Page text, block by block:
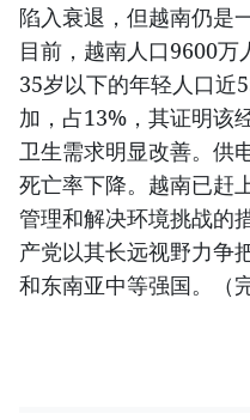
陷入衰退，但越南仍是
目前，越南人口9600
35岁以下的年轻人口近
加，占13%，其证明该
卫生需求明显改善。供
死亡率下降。越南已赶
管理和解决环境挑战的
产党以其长远视野力争
和东南亚中等强国。（完